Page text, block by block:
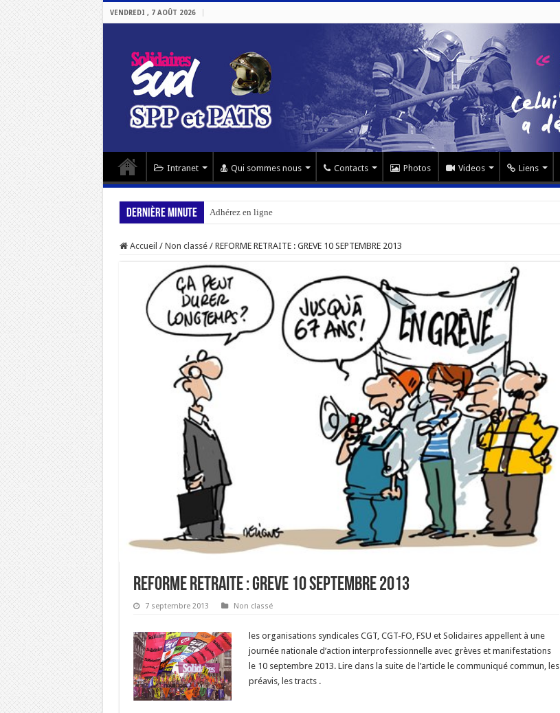
VENDREDI , 7 AOÛT 2026
Intranet Qui sommes nous Contacts Photos Videos Liens
Dernière minute Adhérez en ligne
Accueil / Non classé / REFORME RETRAITE : GREVE 10 SEPTEMBRE 2013
REFORME RETRAITE : GREVE 10 SEPTEMBRE 2013
7 septembre 2013 Non classé
les organisations syndicales CGT, CGT-FO, FSU et Solidaires appellent à une
journée nationale d’action interprofessionnelle avec grèves et manifestations
le 10 septembre 2013. Lire dans la suite de l’article le communiqué commun, les
préavis, les tracts .